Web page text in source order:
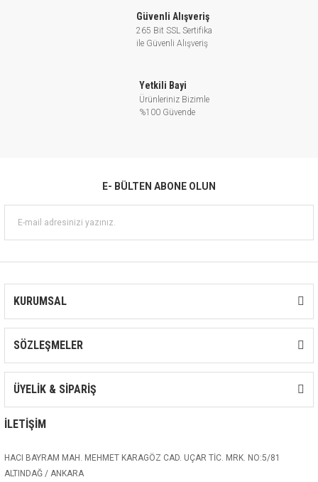
havalandırma ve ısıtma sistemleri gibi
alanlarda kullanılmaya uygundur.
ECH Paslanmaz Çelikten Yatay Santrifüj
- Maksimum emiş gücü: 8m
işletim basıncı ile sınırlandırılmıştır.
Pompa Motor Özellikleri
- Bakır sarımlı motor
- Tek fazlı motor için gömme termal
koruyucu
- Yalıtım sınıfı: F
- Koruma sınıfı: IP44
- Maksimum ortam sıcaklığı:+40℃
Güvenli Alışveriş
265 Bit SSL Sertifika
ile Güvenli Alışveriş
Yetkili Bayi
Ürünleriniz Bizimle
%100 Güvende
E- BÜLTEN ABONE OLUN
KURUMSAL
SÖZLEŞMELER
ÜYELİK & SİPARİŞ
İLETİŞİM
HACI BAYRAM MAH. MEHMET KARAGÖZ CAD. UÇAR TİC. MRK. NO:5/81
ALTINDAĞ / ANKARA